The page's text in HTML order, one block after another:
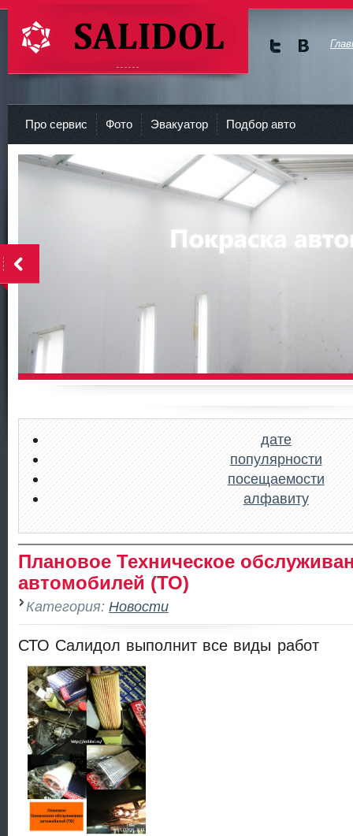
СТО Салидол | salidol в СПб и ЛО
Про сервис Фото Эвакуатор Подбор авто
дате
популярности
посещаемости
алфавиту
Плановое Техническое
автомобилей (ТО)
Категория: Новости
СТО Салидол выполнит все виды работ